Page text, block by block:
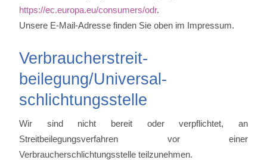
https://ec.europa.eu/consumers/odr.
Unsere E-Mail-Adresse finden Sie oben im Impressum.
Verbraucher­streit­
beilegung/Universal­
schlichtungs­stelle
Wir sind nicht bereit oder verpflichtet, an
Streitbeilegungsverfahren vor einer
Verbraucherschlichtungsstelle teilzunehmen.